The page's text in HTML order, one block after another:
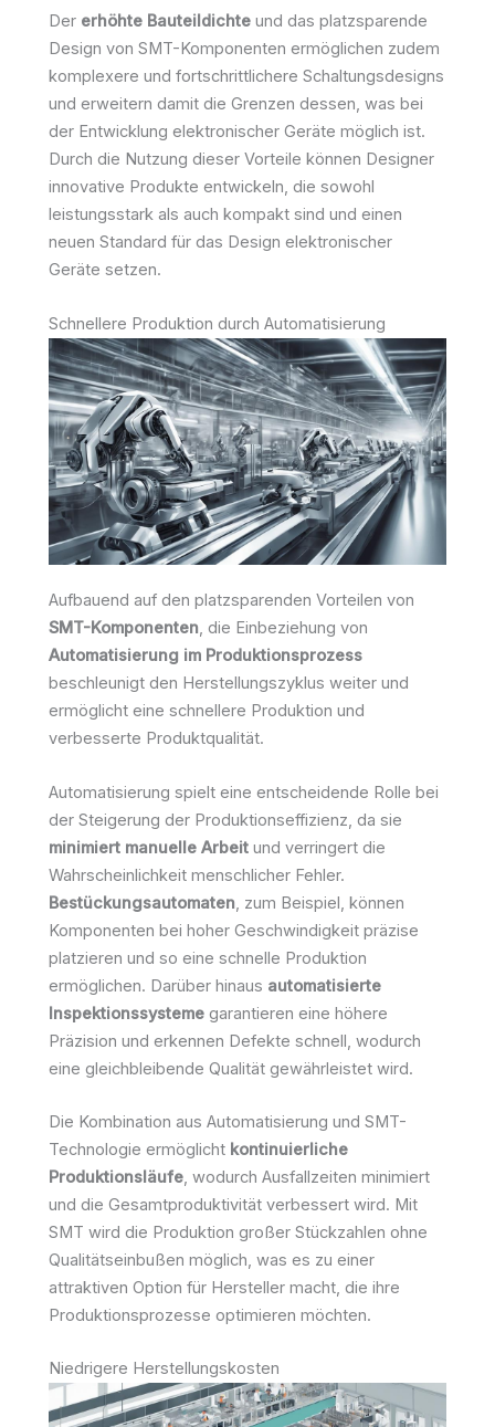
Der erhöhte Bauteildichte und das platzsparende
Design von SMT-Komponenten ermöglichen zudem
komplexere und fortschrittlichere Schaltungsdesigns
und erweitern damit die Grenzen dessen, was bei
der Entwicklung elektronischer Geräte möglich ist.
Durch die Nutzung dieser Vorteile können Designer
innovative Produkte entwickeln, die sowohl
leistungsstark als auch kompakt sind und einen
neuen Standard für das Design elektronischer
Geräte setzen.
Schnellere Produktion durch Automatisierung
Aufbauend auf den platzsparenden Vorteilen von
SMT-Komponenten, die Einbeziehung von
Automatisierung im Produktionsprozess
beschleunigt den Herstellungszyklus weiter und
ermöglicht eine schnellere Produktion und
verbesserte Produktqualität.
Automatisierung spielt eine entscheidende Rolle bei
der Steigerung der Produktionseffizienz, da sie
minimiert manuelle Arbeit und verringert die
Wahrscheinlichkeit menschlicher Fehler.
Bestückungsautomaten, zum Beispiel, können
Komponenten bei hoher Geschwindigkeit präzise
platzieren und so eine schnelle Produktion
ermöglichen. Darüber hinaus automatisierte
Inspektionssysteme garantieren eine höhere
Präzision und erkennen Defekte schnell, wodurch
eine gleichbleibende Qualität gewährleistet wird.
Die Kombination aus Automatisierung und SMT-
Technologie ermöglicht kontinuierliche
Produktionsläufe, wodurch Ausfallzeiten minimiert
und die Gesamtproduktivität verbessert wird. Mit
SMT wird die Produktion großer Stückzahlen ohne
Qualitätseinbußen möglich, was es zu einer
attraktiven Option für Hersteller macht, die ihre
Produktionsprozesse optimieren möchten.
Niedrigere Herstellungskosten